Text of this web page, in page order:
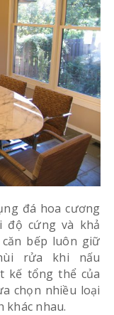
đá hoa cương
độ cứng và khả
bếp luôn giữ
rửa khi nấu
kế tổng thể của
chọn nhiều loại
khác nhau.